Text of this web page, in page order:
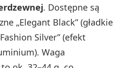
. Dostępne są
„Elegant Black” (gładkie
Silver” (efekt
Waga